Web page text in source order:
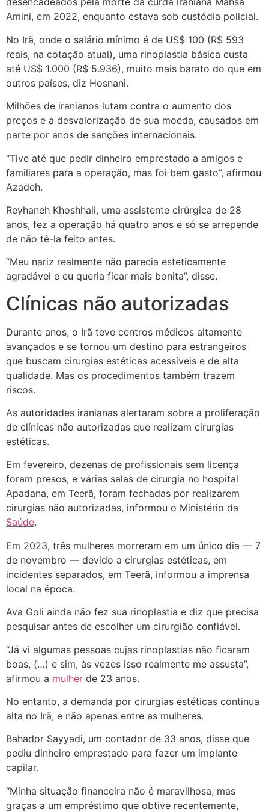
Amini, em 2022, enquanto estava sob custódia policial.
No Irã, onde o salário mínimo é de US$ 100 (R$ 593
reais, na cotação atual), uma rinoplastia básica custa
até US$ 1.000 (R$ 5.936), muito mais barato do que em
outros países, diz Hosnani.
Milhões de iranianos lutam contra o aumento dos
preços e a desvalorização de sua moeda, causados em
parte por anos de sanções internacionais.
“Tive até que pedir dinheiro emprestado a amigos e
familiares para a operação, mas foi bem gasto”, afirmou
Azadeh.
Reyhaneh Khoshhali, uma assistente cirúrgica de 28
anos, fez a operação há quatro anos e só se arrepende
de não tê-la feito antes.
“Meu nariz realmente não parecia esteticamente
agradável e eu queria ficar mais bonita”, disse.
Clínicas não autorizadas
Durante anos, o Irã teve centros médicos altamente
avançados e se tornou um destino para estrangeiros
que buscam cirurgias estéticas acessíveis e de alta
qualidade. Mas os procedimentos também trazem
riscos.
As autoridades iranianas alertaram sobre a proliferação
de clínicas não autorizadas que realizam cirurgias
estéticas.
Em fevereiro, dezenas de profissionais sem licença
foram presos, e várias salas de cirurgia no hospital
Apadana, em Teerã, foram fechadas por realizarem
cirurgias não autorizadas, informou o Ministério da
Saúde.
Em 2023, três mulheres morreram em um único dia — 7
de novembro — devido a cirurgias estéticas, em
incidentes separados, em Teerã, informou a imprensa
local na época.
Ava Goli ainda não fez sua rinoplastia e diz que precisa
pesquisar antes de escolher um cirurgião confiável.
“Já vi algumas pessoas cujas rinoplastias não ficaram
boas, (…) e sim, às vezes isso realmente me assusta”,
afirmou a mulher de 23 anos.
No entanto, a demanda por cirurgias estéticas continua
alta no Irã, e não apenas entre as mulheres.
Bahador Sayyadi, um contador de 33 anos, disse que
pediu dinheiro emprestado para fazer um implante
capilar.
“Minha situação financeira não é maravilhosa, mas
graças a um empréstimo que obtive recentemente,